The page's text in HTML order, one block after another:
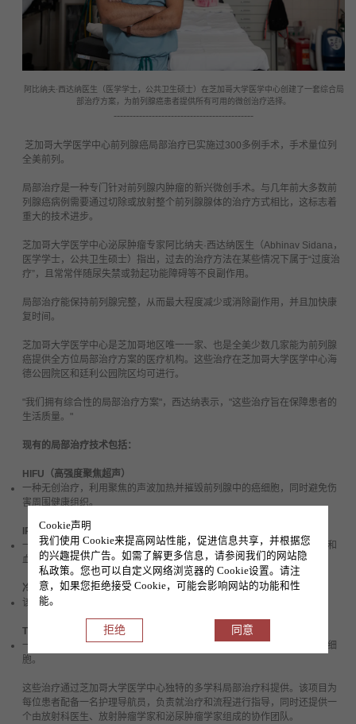
阿比纳夫·西达纳医生（医学学士，公共卫生硕士）在芝加哥大学医学中心创建了一套综合局
部治疗方案，为前列腺癌患者提供所有可用的微创治疗选择。
--------------------------------------------
芝加哥大学医学中心前列腺癌局部治疗已实施过300多例手术，手术量位列
全美前列。
局部治疗是一种专门针对前列腺内肿瘤的新兴微创手术。与几年前大多数前
列腺癌病例需要通过切除或放射整个前列腺腺体的治疗方式相比，这标志着
重大的技术进步。
芝加哥大学医学中心泌尿肿瘤专家阿比纳夫·西达纳医生（Abhinav Sidana ，
医学学士，公共卫生硕士）指出，过去的治疗方法在某些情况下属于“过度治
疗”，且常常伴随尿失禁或勃起功能障碍等不良副作用。
局部治疗能保持前列腺完整，从而最大程度减少或消除副作用，并且加快康
复时间。
芝加哥大学医学中心是芝加哥地区唯一一家、也是全美少数几家能为前列腺
癌提供全方位局部治疗方案的医疗机构。这些治疗在芝加哥大学医学中心海
德公园院区和廷利公园院区均可进行。
"我们拥有综合性的局部治疗方案"，西达纳表示， "这些治疗旨在保障患者的
生活质量。 "
现有的局部治疗技术包括：
HIFU （高强度聚焦超声）
一种无创治疗，利用聚焦的声波加热并摧毁前列腺中的癌细胞，同时避免伤
害周围健康组织。
IRE （不可逆电穿孔）
一种精确的非热消融治疗，通过电脉冲杀死癌细胞，同时保护附近的神经和
血管，是处理难及区域的理想选择。
冷冻消融
该方法通过微针和低温冷冻来消灭癌细胞。
TULSA Pro
（经尿道前列腺超声消融）
一种通过尿道进行的、磁共振引导下的治疗，利用声波产生的热量摧毁癌细
胞。
这些治疗通过芝加哥大学医学中心独特的多学科局部治疗科提供。该项目为
每位患者配备一名护理导航员，负责就治疗和流程进行指导，同时还提供一
个由放射科医生、放射肿瘤学家和泌尿肿瘤学家组成的协作团队。
Cookie声明
我们使用 Cookie来提高网站性能，促进信息共享，并根据您
的兴趣提供广告。如需了解更多信息，请参阅我们的网站隐
私政策。您也可以自定义网络浏览器的 Cookie设置。请注
意，如果您拒绝接受 Cookie，可能会影响网站的功能和性
能。
拒绝 同意